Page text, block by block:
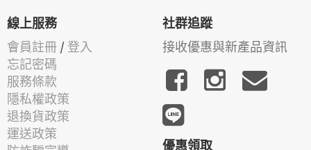
線上服務
會員註冊 / 登入
忘記密碼
服務條款
隱私權政策
退換貨政策
運送政策
社群追蹤
接收優惠與新產品資訊
優惠領取